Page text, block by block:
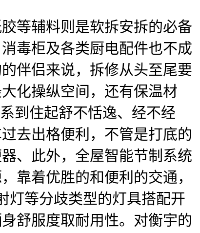
等辅料则是软拆安拆的必备
毒柜及各类厨电配件也不成
伴侣来说，拆修从头至尾要
化操纵空间，还有保温材
到住起舒不恬逸、经不经
去出格便利，不管是打底的
、此外，全屋智能节制系统
靠着优胜的和便利的交通，
灯等分歧类型的灯具搭配开
舒服度取耐用性。对衡宇的